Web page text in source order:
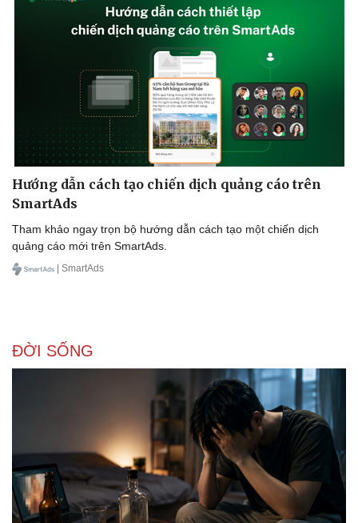
Hướng dẫn cách tạo chiến dịch quảng cáo trên
SmartAds
Tham khảo ngay trọn bộ hướng dẫn cách tạo một chiến dịch
quảng cáo mới trên SmartAds.
| SmartAds
ĐỜI SỐNG